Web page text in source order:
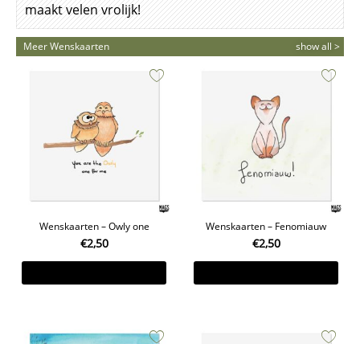
maakt velen vrolijk!
Meer Wenskaarten show all >
Wenskaarten – Owly one
€2,50
Wenskaarten – Fenomiauw
€2,50